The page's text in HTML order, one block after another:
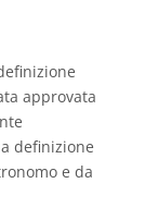
approvata
definizione
e da